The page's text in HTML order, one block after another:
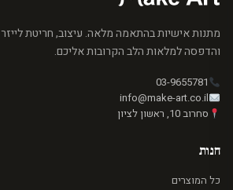
מתנות אישיות בהתאמה מלאה. עיצוב, חריטת לייזר
והדפסה למלאות הלב הקרובות אליכם.
03-9655781
info@make-art.co.il
סחרוב 10, ראשון לציון
חנות
כל המוצרים